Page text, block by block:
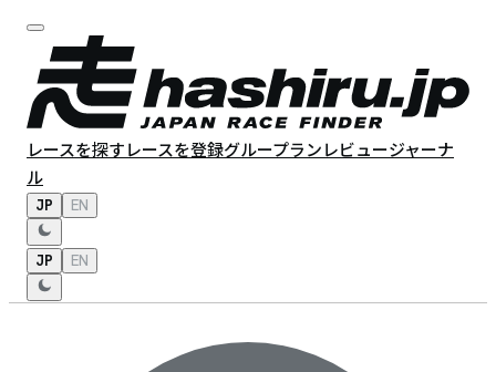
レースを探すレースを登録グループランレビュージャーナ
ル
JP EN
JP EN